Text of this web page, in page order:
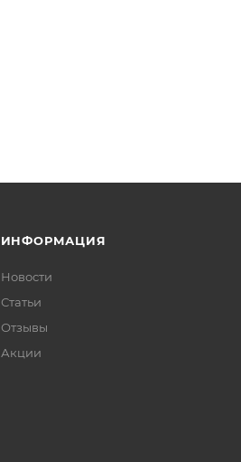
ИНФОРМАЦИЯ
Новости
Статьи
Отзывы
Акции